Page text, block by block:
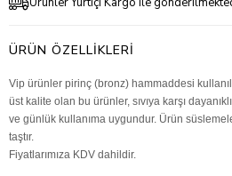
ÜRÜN ÖZELLIKLERI
Vip ürünler pirinç (bronz) hammaddesi
üst kalite olan bu ürünler, sıvıya karşı
ve günlük kullanıma uygundur. Ürün
taştır.
Fiyatlarımıza KDV dahildir.